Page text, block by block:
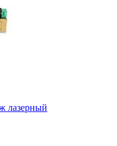
лазерный